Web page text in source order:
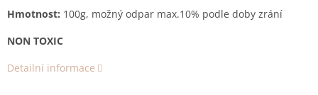
Hmotnost: 100g, možný odpar max.10% podle doby zrání
NON TOXIC
Detailní informace